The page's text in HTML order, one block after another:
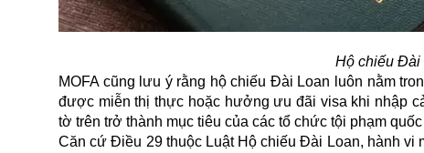
Hộ chiếu Đài
MOFA cũng lưu ý rằng hộ chiếu Đài Loan luôn nằm
được miễn thị thực hoặc hưởng ưu đãi visa khi nhập
tờ trên trở thành mục tiêu của các tổ chức tội phạm quốc
Căn cứ Điều 29 thuộc Luật Hộ chiếu Đài Loan, hành vi